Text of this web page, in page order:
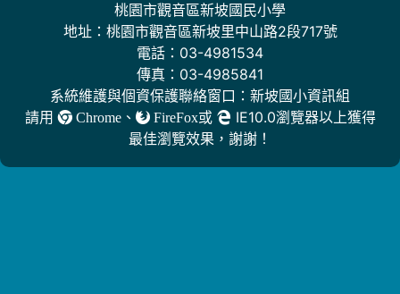
桃園市觀音區新坡國民小學
地址：桃園市觀音區新坡里中山路2段717號
電話：03-4981534
傳真：03-4985841
系統維護與個資保護聯絡窗口：新坡國小資訊組
請用
Chrome、 FireFox或
IE10.0瀏覽器以上獲得
最佳瀏覽效果，謝謝！